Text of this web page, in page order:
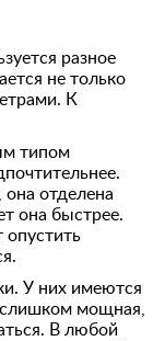
разное
не только
К
типом
она отделена
она быстрее.
опустить
У них имеются
мощная,
В любой